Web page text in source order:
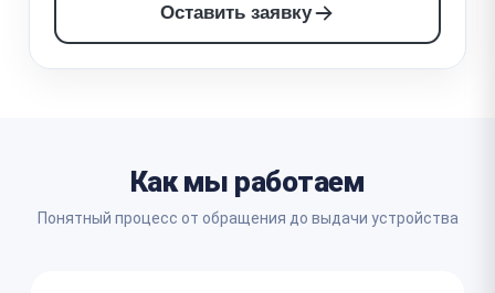
Оставить заявку
Как мы работаем
Понятный процесс от обращения до выдачи устройства